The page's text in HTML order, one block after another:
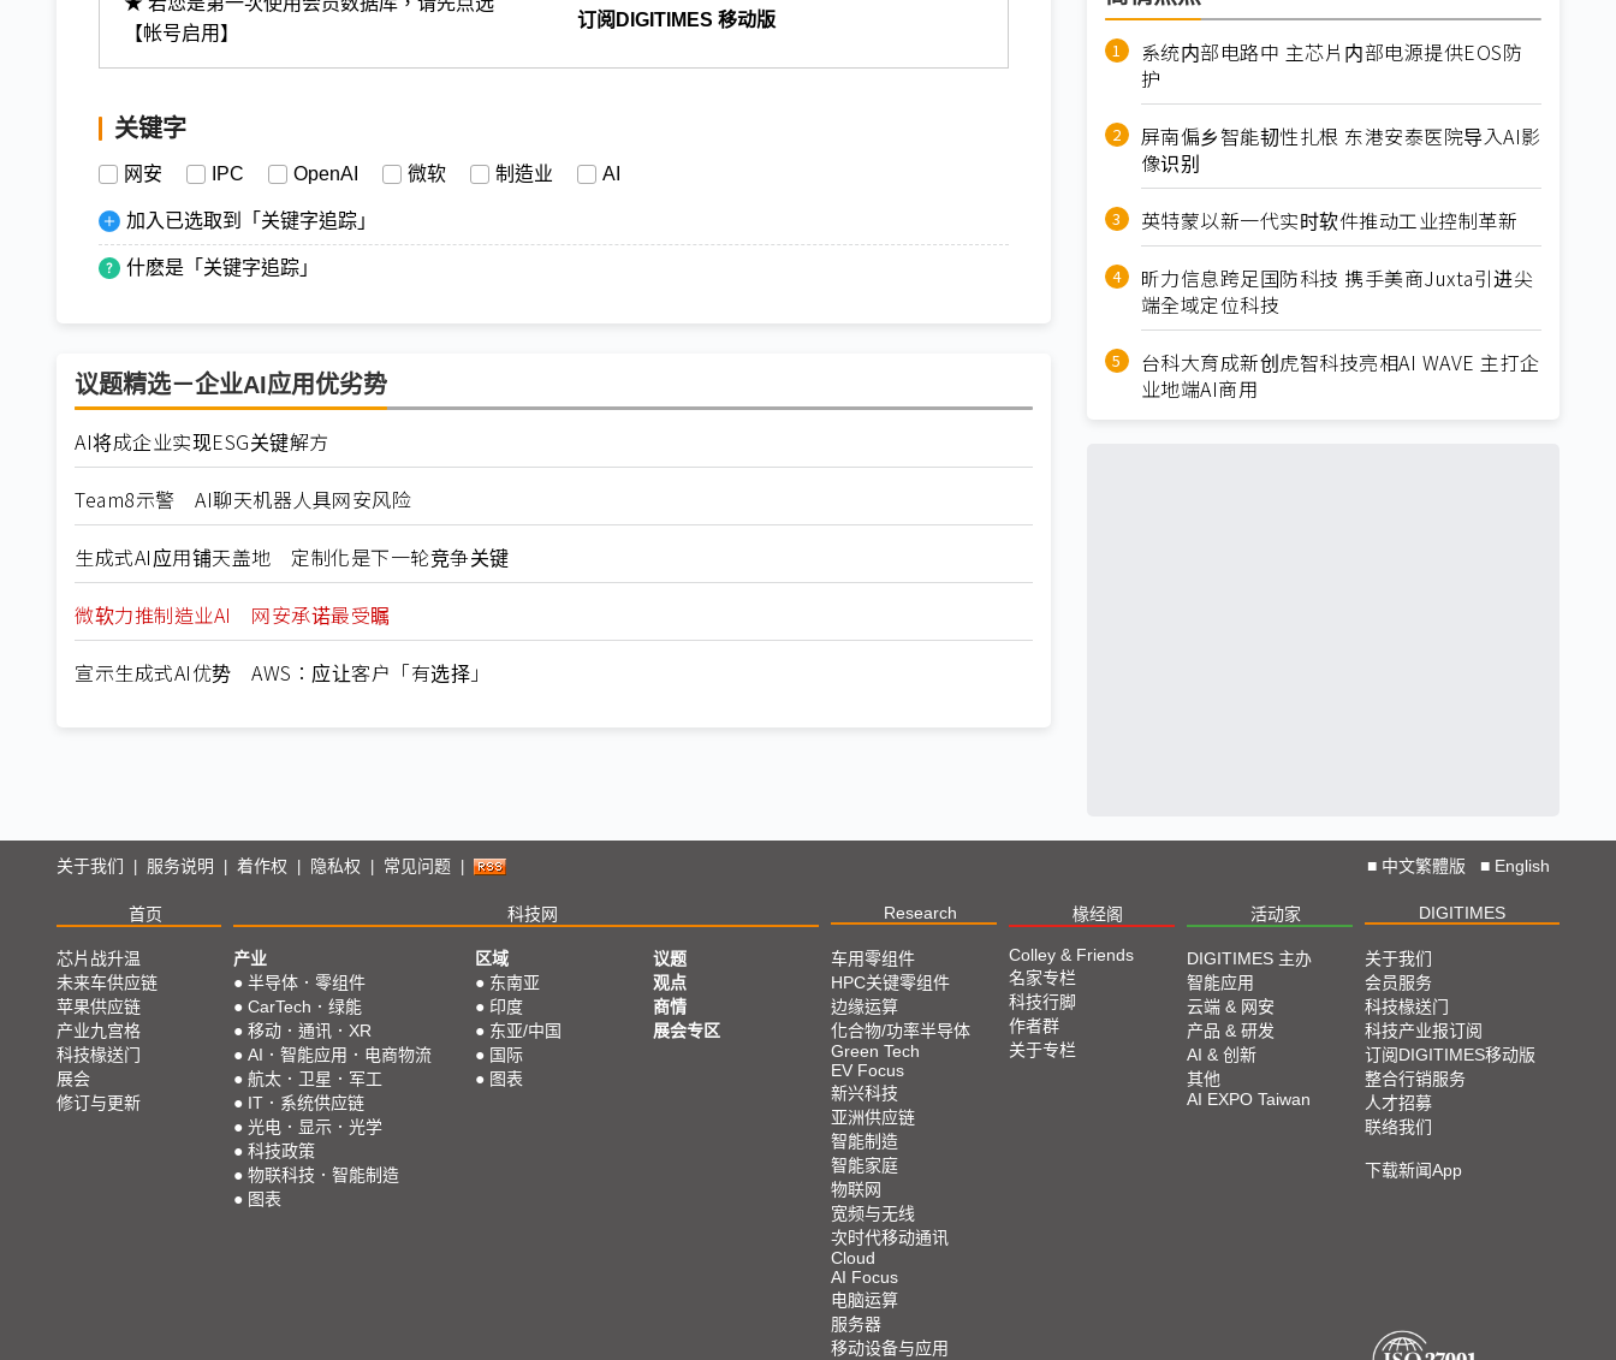
【帐号启用】
订阅DIGITIMES 移动版
关键字
网安 IPC OpenAI 微软 制造业 AI
加入已选取到「关键字追踪」
什麽是「关键字追踪」
议题精选－企业AI应用优劣势
AI将成企业实现ESG关键解方
Team8示警 AI聊天机器人具网安风险
生成式AI应用铺天盖地 定制化是下一轮竞争关键
微软力推制造业AI 网安承诺最受瞩
宣示生成式AI优势 AWS：应让客户「有选择」
系统内部电路中 主芯片内部电源提供EOS防
护
屏南偏乡智能韧性扎根 东港安泰医院导入AI影
像识别
英特蒙以新一代实时软件推动工业控制革新
昕力信息跨足国防科技 携手美商Juxta引进尖
端全域定位科技
台科大育成新创虎智科技亮相AI WAVE 主打企
业地端AI商用
关于我们 服务说明 着作权 隐私权 常见问题 ■ 中文繁體版 ■ English
首页 科技网 Research 椽经阁 活动家 DIGITIMES
芯片战升温
未来车供应链
苹果供应链
产业九宫格
科技椽送门
展会
修订与更新
产业
● 半导体．零组件
● CarTech．绿能
● 移动．通讯．XR
● AI．智能应用．电商物流
● 航太．卫星．军工
● IT．系统供应链
● 光电．显示．光学
● 科技政策
● 物联科技．智能制造
● 图表
区域
● 东南亚
● 印度
● 东亚/中国
● 国际
● 图表
议题
观点
商情
展会专区
车用零组件
HPC关键零组件
边缘运算
化合物/功率半导体
Green Tech
EV Focus
新兴科技
亚洲供应链
智能制造
智能家庭
物联网
宽频与无线
次时代移动通讯
Cloud
AI Focus
电脑运算
服务器
移动设备与应用
Colley & Friends
名家专栏
科技行脚
作者群
关于专栏
DIGITIMES 主办
智能应用
云端 & 网安
产品 & 研发
AI & 创新
其他
AI EXPO Taiwan
关于我们
会员服务
科技椽送门
科技产业报订阅
订阅DIGITIMES移动版
整合行销服务
人才招募
联络我们
下载新闻App